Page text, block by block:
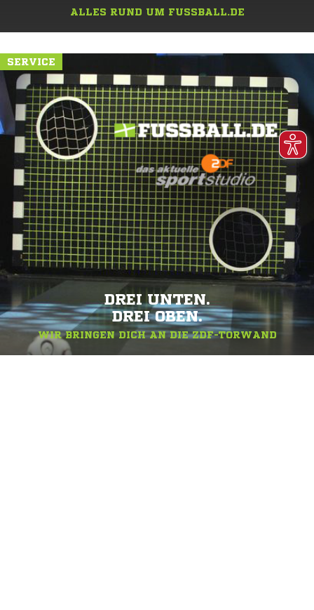
ALLES RUND UM FUSSBALL.DE
SERVICE
DREI UNTEN.
DREI OBEN.
WIR BRINGEN DICH AN DIE ZDF-TORWAND